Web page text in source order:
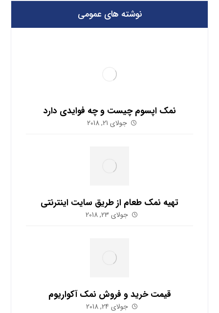
نوشته های عمومی
نمک اپسوم چیست و چه فوایدی دارد
جولای 21, 2018
تهیه نمک طعام از طریق سایت اینترنتی
جولای 23, 2018
قیمت خرید و فروش نمک آکواریوم
جولای 24, 2018